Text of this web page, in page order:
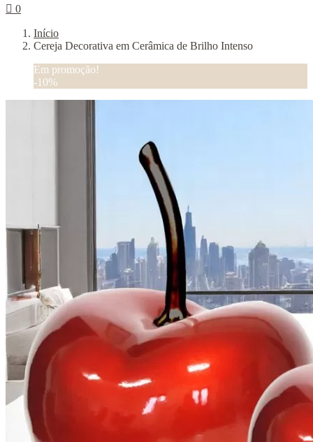
 0
Início
Cereja Decorativa em Cerâmica de Brilho Intenso
Em promoção!
-10%